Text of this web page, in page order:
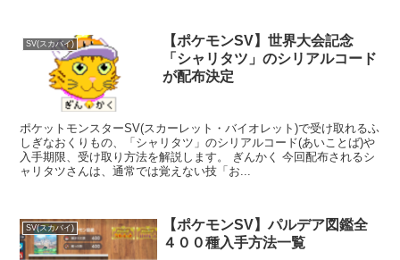
SV(スカバイ)
【ポケモンSV】世界大会記念
「シャリタツ」のシリアルコード
が配布決定
ポケットモンスターSV(スカーレット・バイオレット)で受け取れるふ
しぎなおくりもの、「シャリタツ」のシリアルコード(あいことば)や
入手期限、受け取り方法を解説します。 ぎんかく 今回配布されるシ
ャリタツさんは、通常では覚えない技「お...
SV(スカバイ)
【ポケモンSV】パルデア図鑑全
４００種入手方法一覧